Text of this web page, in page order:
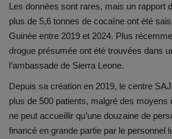
Les données sont rares, mais un rapport
plus de 5,6 tonnes de cocaïne ont été
Guinée entre 2019 et 2024. Plus
drogue présumée ont été trouvées dans
l’ambassade de Sierra Leone.
Depuis sa création en 2019, le centre
plus de 500 patients, malgré des moyens
ne peut accueillir qu’une douzaine de
financé en grande partie par le personnel